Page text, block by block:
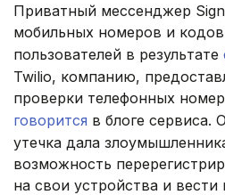
Приватный мессенджер
мобильных номеров и
пользователей в результате
Twilio, компанию,
проверки телефонных
говорится в блоге сервиса.
утечка дала
возможность
на свои устройства и